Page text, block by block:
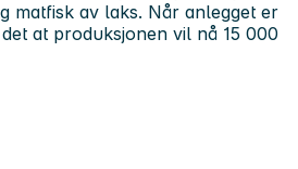
matfisk av laks. Når anlegget er
at produksjonen vil nå 15 000